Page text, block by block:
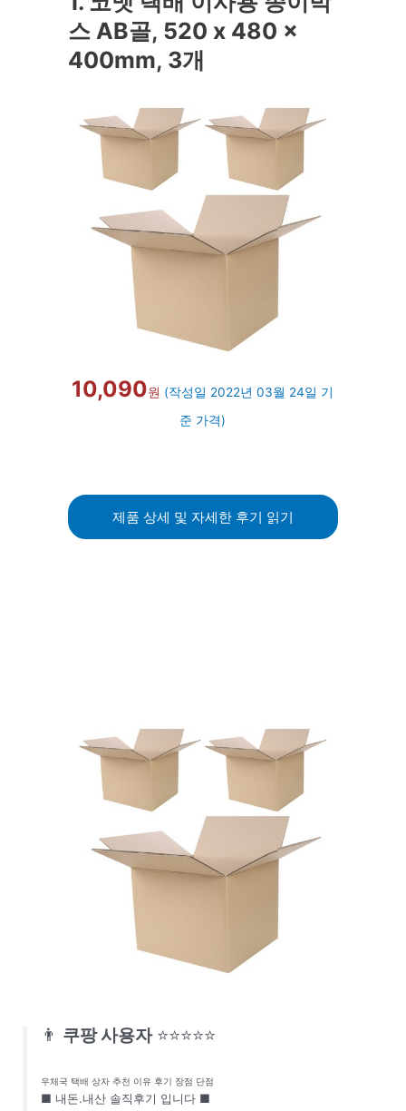
스 AB골, 520 x 480 x
400mm, 3개
10,090원 (작성일 2022년 03월 24일 기
준 가격)
제품 상세 및 자세한 후기 읽기
👨 쿠팡 사용자 ⭐⭐⭐⭐⭐
우체국 택배 상자 추천 이유 후기 장점 단점
■ 내돈.내산 솔직후기 입니다 ■